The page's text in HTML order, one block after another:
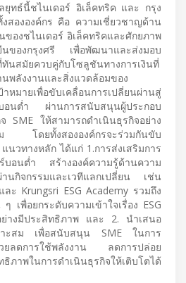
ยุทธ์นี้ชไนเดอร์ อิเล็คทริค และ กรุง
สององค์กร คือ ความเชี่ยวชาญด้าน
ของชไนเดอร์ อิเล็คทริคและศักยภาพ
ยืนของกรุงศรี เพื่อพัฒนาและส่งมอบ
นสมัยควบคู่กับโซลูชันทางการเงินที่
พลังงานและสิ่งแวดล้อมของ
ายเพื่อขับเคลื่อนการเปลี่ยนผ่านสู่
บอนต่ำ ผ่านการสนับสนุนผู้ประกอบ
SME ให้สามารถดำเนินธุรกิจอย่าง
ม โดยทั้งสององค์กรจะร่วมกันขับ
นวทางหลัก ได้แก่ 1.การส่งเสริมการ
ร์บอนต่ำ สร้างองค์ความรู้ด้านความ
นกิจกรรมและเวทีแลกเปลี่ยน เช่น
ละ Krungsri ESG Academy รวมถึง
เพื่อยกระดับความเข้าใจเรื่อง ESG
ย่างมีประสิทธิภาพ และ 2. นำเสนอ
าะสม เพื่อสนับสนุน SME ในการ
ยลดการใช้พลังงาน ลดการปล่อย
ภาพในการดำเนินธุรกิจให้เติบโตได้